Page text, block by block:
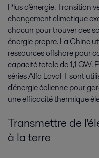
Plus d'énergie. Transition
changement climatique
chacun pour trouver des
énergie propre. La Chine
ressources offshore pour
capacité totale de 1,1 GW.
séries Alfa Laval T sont
d'énergie éolienne pour
une efficacité thermique
Transmettre de
à la terre